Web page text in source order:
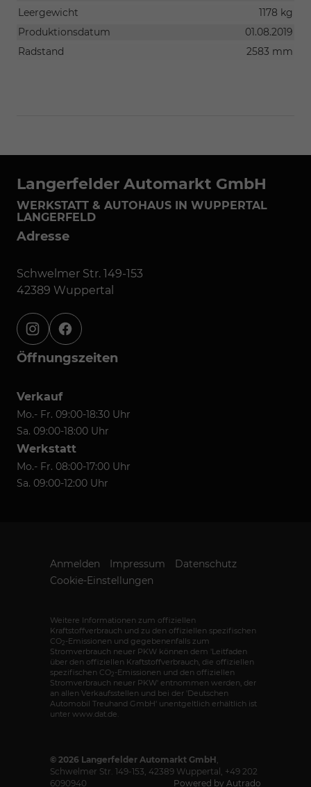
Leergewicht
1178 kg
Produktionsdatum
01.08.2019
Radstand
2583 mm
Langerfelder Automarkt GmbH
WERKSTATT & AUTOHAUS IN WUPPERTAL
LANGERFELD
Adresse
Schwelmer Str. 149-153
42389 Wuppertal
instagramfacebook
Öffnungszeiten
Verkauf
Mo.- Fr. 09:00-18:30 Uhr
Sa. 09:00-18:00 Uhr
Werkstatt
Mo.- Fr. 08:00-17:00 Uhr
Sa. 09:00-12:00 Uhr
Anmelden Impressum
Datenschutz
Cookie-Einstellungen
Weitere Informationen zum offiziellen
Kraftstoffverbrauch und zu den offiziellen spezifischen
CO2 -Emissionen und gegebenenfalls zum
Stromverbrauch neuer PKW können dem 'Leitfaden
über den offiziellen Kraftstoffverbrauch, die offiziellen
spezifischen CO2 -Emissionen und den offiziellen
Stromverbrauch neuer PKW' entnommen werden, der
an allen Verkaufsstellen und bei der 'Deutschen
Automobil Treuhand GmbH' unentgeltlich erhältlich ist
unter www.dat.de.
© 2026 Langerfelder Automarkt GmbH
Schwelmer Str. 149-153 42389 Wuppertal, +49 202
6090940
Powered by Autrado